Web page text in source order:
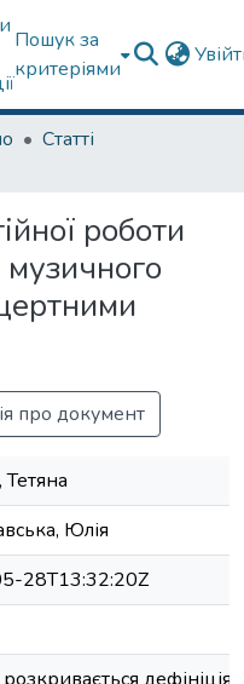
Пошук за
критеріями
Статті
роботи
музичного
про документ
Юлія
28T13:32:20Z